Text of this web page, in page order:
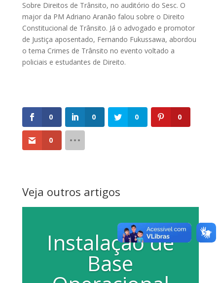
Sobre Direitos de Trânsito, no auditório do Sesc. O
major da PM Adriano Aranão falou sobre o Direito
Constitucional de Trânsito. Já o advogado e promotor
de Justiça aposentado, Fernando Fukussawa, abordou
o tema Crimes de Trânsito no evento voltado a
policiais e estudantes de Direito.
0 0 0 0
0
Veja outros artigos
Instalação de
Base